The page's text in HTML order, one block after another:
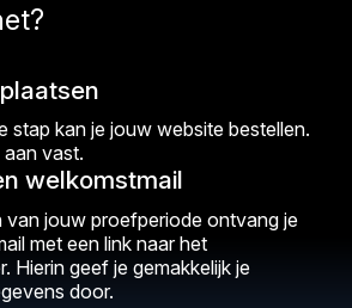
stap kan je jouw website bestellen.
vast.
welkomstmail
van jouw proefperiode ontvang je
met een link naar het
Hierin geef je gemakkelijk je
door.